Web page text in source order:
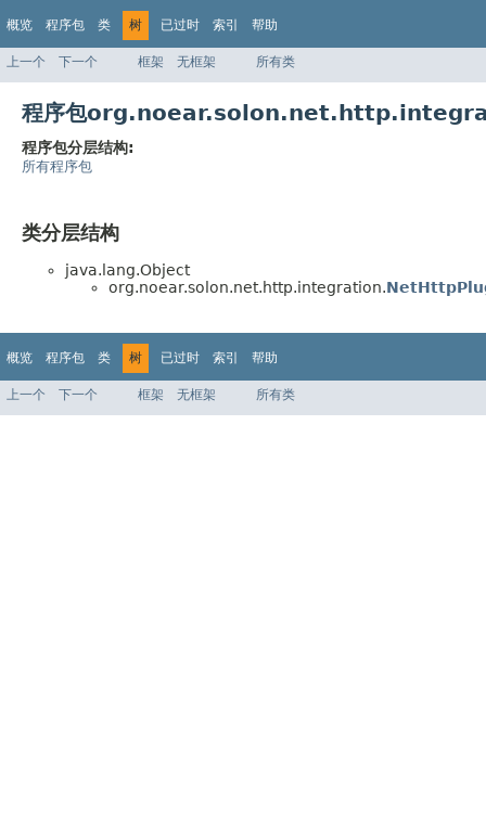
概览 程序包 类 树 已过时 索引 帮助
上一个 下一个 框架 无框架 所有类
程序包
程序包分层结构:
所有程序包
类分层结构
java.lang.Object
org.noear.solon.net.http.integration.
概览 程序包 类 树 已过时 索引 帮助
上一个 下一个 框架 无框架 所有类